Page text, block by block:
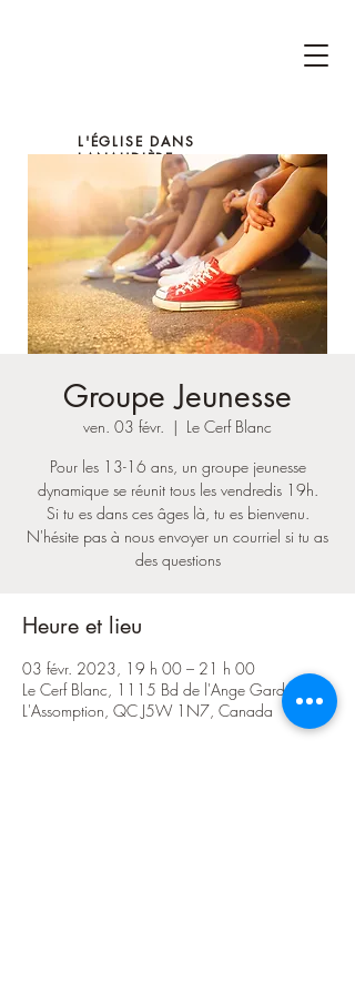
L'ÉGLISE DANS
LANAUDIÈRE
Groupe Jeunesse
ven. 03 févr.
  |
Le Cerf Blanc
Pour les 13-16 ans, un groupe jeunesse
dynamique se réunit tous les vendredis 19h.
Si tu es dans ces âges là, tu es bienvenu.
N'hésite pas à nous envoyer un courriel si tu as
des questions
Heure et lieu
03 févr. 2023, 19 h 00 – 21 h 00
Le Cerf Blanc, 1115 Bd de l'Ange Gardien N,
L'Assomption, QC J5W 1N7, Canada